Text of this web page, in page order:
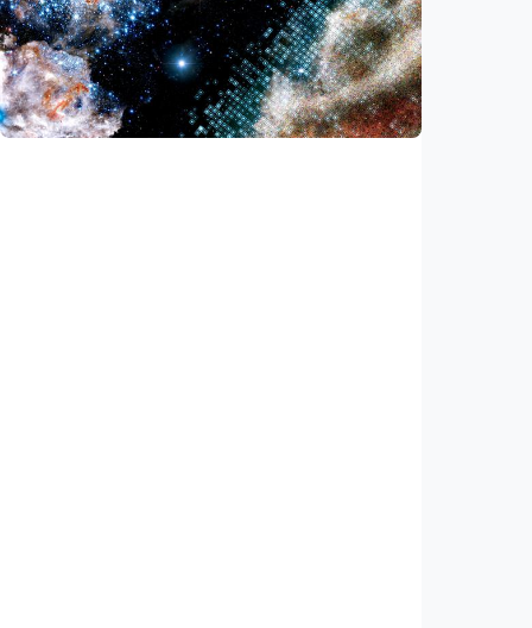
Saat ASEAN bersiap memasuki era AI,
reformasi layanan publik jadi agenda
bersama
Indonesia•05 Aug 2026